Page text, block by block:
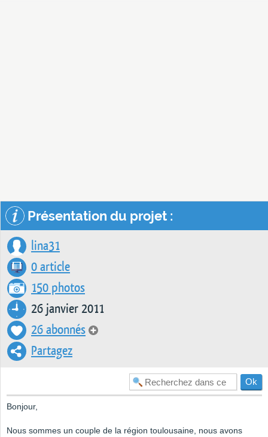
Présentation du projet :
lina31
0 article
150 photos
26 janvier 2011
26 abonnés
Partagez
Bonjour,
Nous sommes un couple de la région toulousaine, nous avons